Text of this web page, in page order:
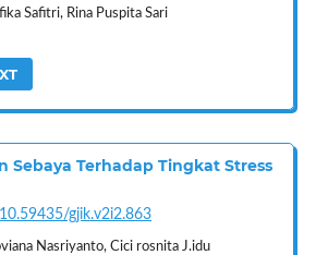
Safitri, Rina Puspita Sari
Sebaya Terhadap Tingkat Stress
gjik.v2i2.863
Nasriyanto, Cici rosnita J.idu